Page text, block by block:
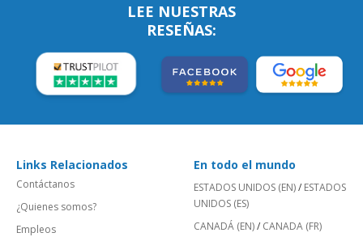
LEE NUESTRAS
RESEÑAS:
Links Relacionados
Contáctanos
¿Quienes somos?
Empleos
En todo el mundo
ESTADOS UNIDOS (EN)/ ESTADOS
UNIDOS (ES)
CANADÁ (EN)/ CANADA (FR)